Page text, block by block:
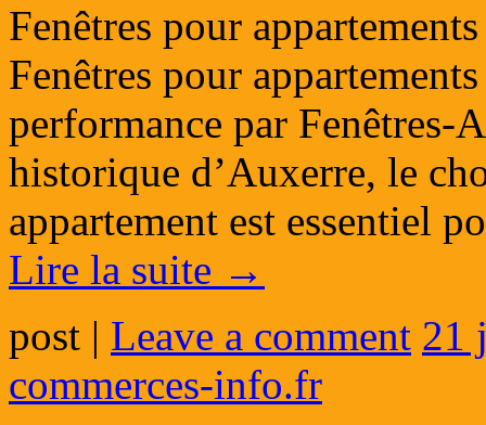
Fenêtres pour
Fenêtres pour
performance par
historique d’Auxerre, le
appartement est essentiel
Lire la suite →
post | Leave a comment 21
commerces-info.fr